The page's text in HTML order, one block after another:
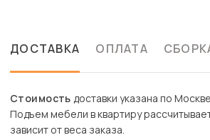
ДОСТАВКА ОПЛАТА
Стоимость доставки указана по
Подъем мебели в квартиру
зависит от веса заказа.